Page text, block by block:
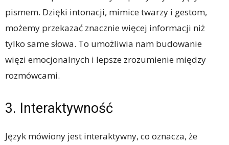
pismem. Dzięki intonacji, mimice twarzy i gestom,
możemy przekazać znacznie więcej informacji niż
tylko same słowa. To umożliwia nam budowanie
więzi emocjonalnych i lepsze zrozumienie między
rozmówcami.
3. Interaktywność
Język mówiony jest interaktywny, co oznacza, że ​​